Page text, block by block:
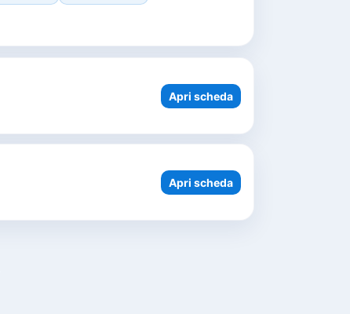
Apri scheda
Apri scheda